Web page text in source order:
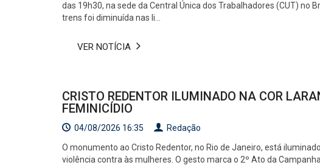
das 19h30, na sede da Central Única dos Trabalhadores (CUT) no
trens foi diminuída nas li...
VER NOTÍCIA
CRISTO REDENTOR ILUMINADO NA COR
FEMINICÍDIO
04/08/2026 16:35
Redação
O monumento ao Cristo Redentor, no Rio de Janeiro, está
violência contra às mulheres. O gesto marca o 2º Ato da